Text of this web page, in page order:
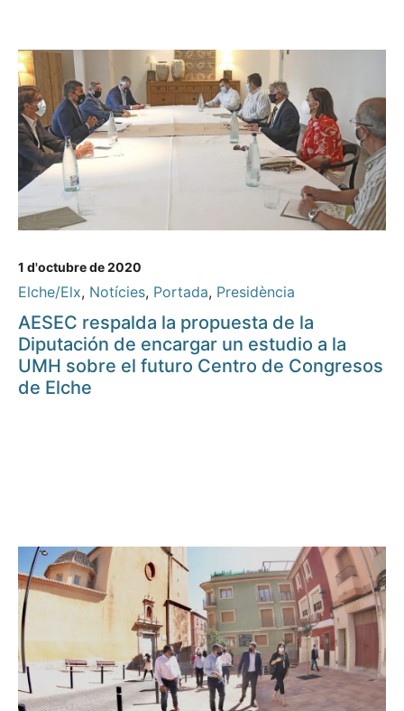
1 d'octubre de 2020
Elche/Elx, Notícies, Portada, Presidència
AESEC respalda la propuesta de la
Diputación de encargar un estudio a la
UMH sobre el futuro Centro de Congresos
de Elche